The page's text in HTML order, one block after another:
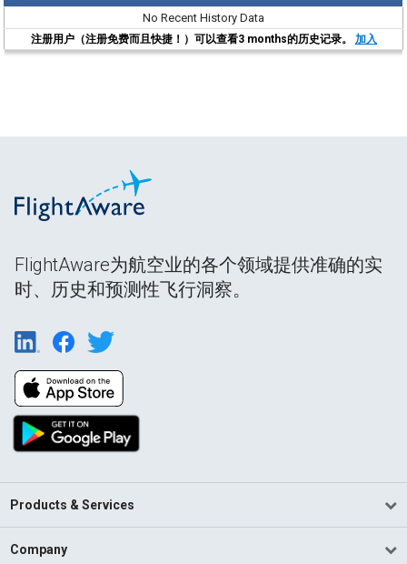
No Recent History Data
注册用户（注册免费而且快捷！）可以查看3 months的历史记录。 加入
FlightAware为航空业的各个领域提供准确的实
时、历史和预测性飞行洞察。
Products & Services
Company